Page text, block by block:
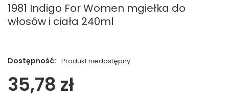
1981 Indigo For Women mgiełka do
włosów i ciała 240ml
Dostępność: Produkt niedostępny
35,78 zł